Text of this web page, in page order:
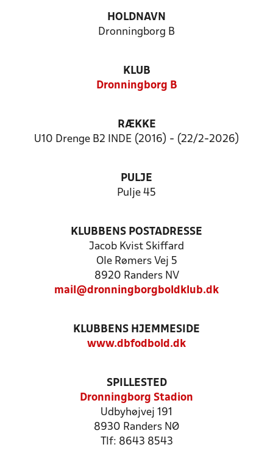
HOLDNAVN
Dronningborg B
KLUB
Dronningborg B
RÆKKE
U10 Drenge B2 INDE (2016) - (22/2-2026)
PULJE
Pulje 45
KLUBBENS POSTADRESSE
Jacob Kvist Skiffard
Ole Rømers Vej 5
8920 Randers NV
mail@dronningborgboldklub.dk
KLUBBENS HJEMMESIDE
www.dbfodbold.dk
SPILLESTED
Dronningborg Stadion
Udbyhøjvej 191
8930 Randers NØ
Tlf: 8643 8543